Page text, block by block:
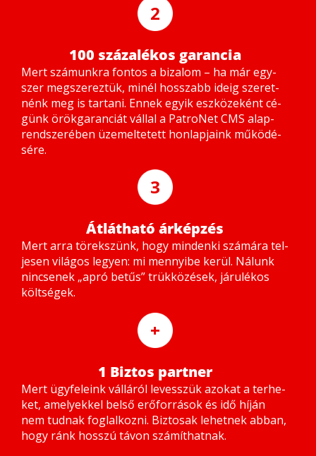
2
100 százalékos garancia
Mert szá­munk­ra fon­tos a bi­za­lom – ha már egy­
szer meg­sze­rez­tük, mi­nél hosszabb ide­ig sze­ret­
nénk meg is tar­ta­ni. En­nek egyik esz­kö­ze­ként cé­
günk örök­ga­ran­ci­át vál­lal a Pat­ro­Net CMS alap­
rend­sze­ré­ben üze­mel­te­tett hon­lap­ja­ink mű­kö­dé­
sé­re.
3
Átlátható árképzés
Mert ar­ra tö­rek­szünk, hogy min­den­ki szá­má­ra tel­
je­sen vi­lá­gos le­gyen: mi mennyi­be ke­rül. Ná­lunk
nin­cse­nek „ap­ró be­tűs” trük­kö­zé­sek, já­ru­lé­kos
költ­sé­gek.
+
1 Biztos partner
Mert ügy­fe­le­ink vál­lá­ról le­vesszük azo­kat a ter­he­
ket, ame­lyek­kel bel­ső erő­for­rá­sok és idő hí­ján
nem tud­nak fog­lal­koz­ni. Biz­to­sak le­het­nek ab­ban,
hogy ránk hosszú tá­von szá­mít­hat­nak.